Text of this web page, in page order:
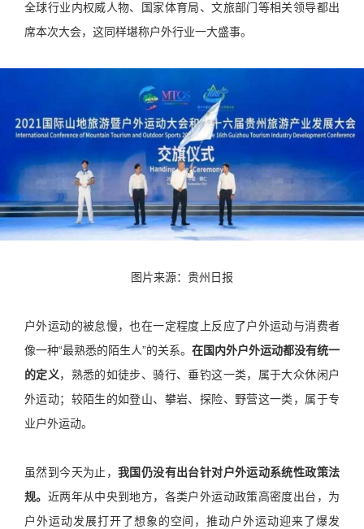
全球行业内权威人物、国家体育局、文旅部门等相关领导都出
席本次大会，这同样堪称户外行业一大盛事。
图片来源：贵州日报
户外运动的被怠慢，也在一定程度上反应了户外运动与消费者
像一种“最熟悉的陌生人”的关系。 在国内外户外运动都没有统一
的定义，熟悉的如徒步、骑行、垂钓这一类，属于大众休闲户
外运动；较陌生的如登山、攀岩、探险、野营这一类，属于专
业户外运动。
虽然到今天为止，我国仍没有出台针对户外运动系统性政策法
规。 近两年从中央到地方，各类户外运动政策高密度出台，为
户外运动发展打开了想象的空间，推动户外运动迎来了爆发